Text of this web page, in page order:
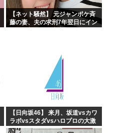
【ネット騒然】 元ジャンポケ斉
藤の妻、夫の求刑7年翌日にイン
【日向坂46】 来月、坂道vsカワ
ラボvsスタダvsハロプロの大激
戦